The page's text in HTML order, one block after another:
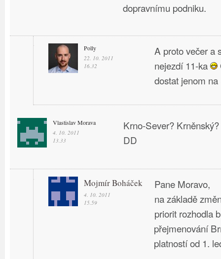
dopravnímu podniku.
Polly
22. 10. 2011
16.32
A proto večer a
nejezdí 11-ka
dostat jenom
Vlastislav Morava
4. 10. 2011
13.33
Krno-Sever?
DD
Mojmír Boháček
4. 10. 2011
15.59
Pane Moravo,
na základě
priorit rozhodla
přejmenování
platností od 1.